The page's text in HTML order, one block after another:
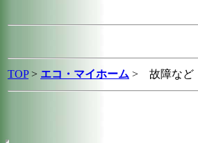
TOP> エコ・マイホーム > 故障など